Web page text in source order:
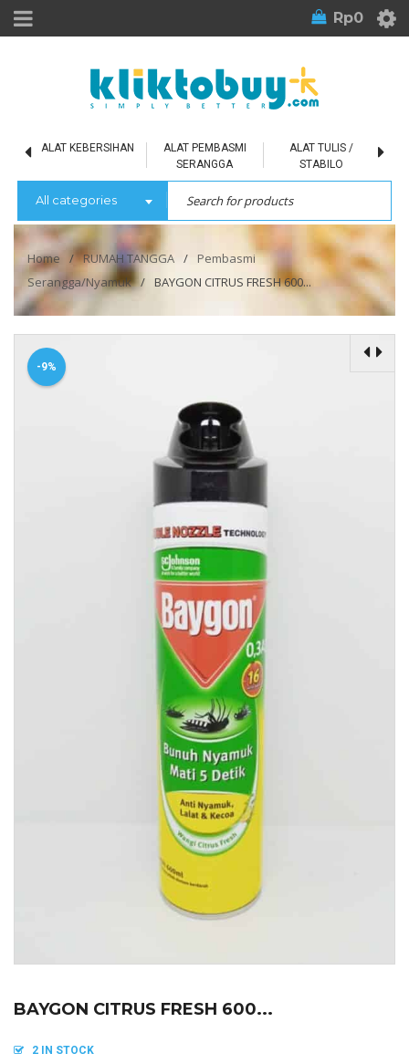
Rp0
ALAT KEBERSIHAN
ALAT PEMBASMI
SERANGGA
ALAT TULIS /
STABILO
All categories
Home / RUMAH TANGGA /
Pembasmi
Serangga/Nyamuk / BAYGON CITRUS FRESH 600...
-9%
BAYGON CITRUS FRESH 600...
2 IN STOCK